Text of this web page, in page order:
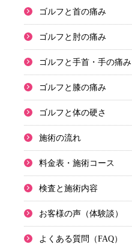
ゴルフと首の痛み
ゴルフと肘の痛み
ゴルフと手首・手の痛み
ゴルフと膝の痛み
ゴルフと体の硬さ
施術の流れ
料金表・施術コース
検査と施術内容
お客様の声（体験談）
よくある質問（FAQ）